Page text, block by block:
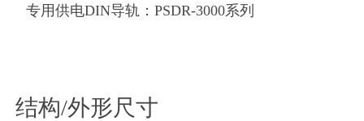
专用供电DIN导轨：PSDR-3000系列
结构/外形尺寸